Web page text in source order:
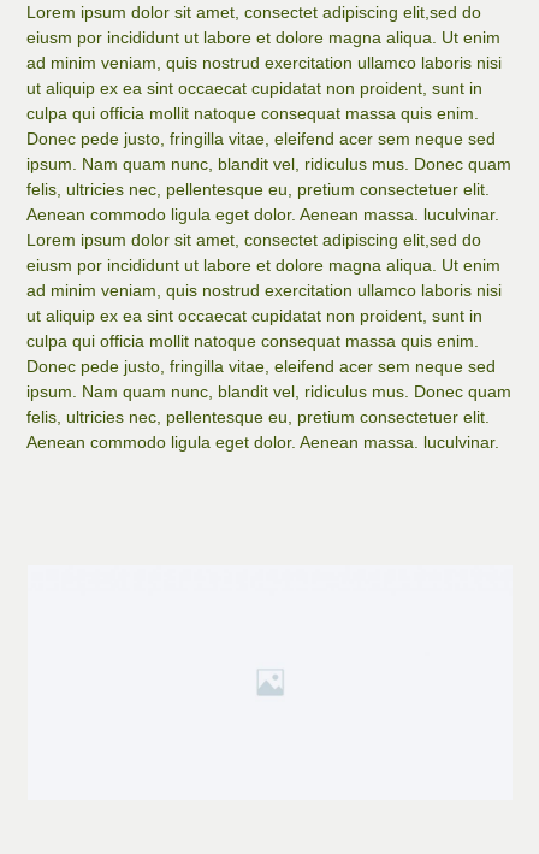
Lorem ipsum dolor sit amet, consectet adipiscing elit,sed do
eiusm por incididunt ut labore et dolore magna aliqua. Ut enim
ad minim veniam, quis nostrud exercitation ullamco laboris nisi
ut aliquip ex ea sint occaecat cupidatat non proident, sunt in
culpa qui officia mollit natoque consequat massa quis enim.
Donec pede justo, fringilla vitae, eleifend acer sem neque sed
ipsum. Nam quam nunc, blandit vel, ridiculus mus. Donec quam
felis, ultricies nec, pellentesque eu, pretium consectetuer elit.
Aenean commodo ligula eget dolor. Aenean massa. luculvinar.
Lorem ipsum dolor sit amet, consectet adipiscing elit,sed do
eiusm por incididunt ut labore et dolore magna aliqua. Ut enim
ad minim veniam, quis nostrud exercitation ullamco laboris nisi
ut aliquip ex ea sint occaecat cupidatat non proident, sunt in
culpa qui officia mollit natoque consequat massa quis enim.
Donec pede justo, fringilla vitae, eleifend acer sem neque sed
ipsum. Nam quam nunc, blandit vel, ridiculus mus. Donec quam
felis, ultricies nec, pellentesque eu, pretium consectetuer elit.
Aenean commodo ligula eget dolor. Aenean massa. luculvinar.